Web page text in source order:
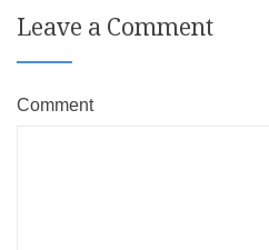
Leave a Comment
Comment